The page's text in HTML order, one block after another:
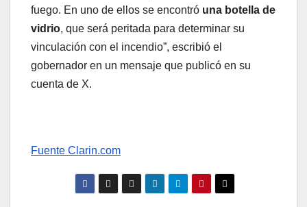
fuego. En uno de ellos se encontró una botella de
vidrio, que será peritada para determinar su
vinculación con el incendio”, escribió el
gobernador en un mensaje que publicó en su
cuenta de X.
Fuente Clarin.com